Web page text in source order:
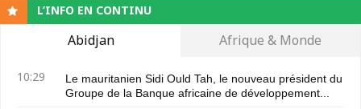
L’INFO EN CONTINU
Abidjan Afrique & Monde
10:29
Le mauritanien Sidi Ould Tah, le nouveau président du
Groupe de la Banque africaine de développement...